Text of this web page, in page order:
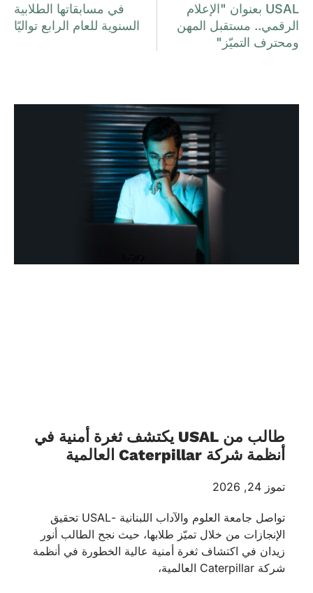
USAL بعنوان "الإعلام
الرقمي.. مستقبل المهن
ومحترف التميّز"
في مسابقاتها الطلابية
السنوية للعام الرابع تواليًا
طالب من USAL يكتشف ثغرة أمنية في
أنظمة شركة Caterpillar العالمية
تموز 24, 2026
تواصل جامعة العلوم والآداب اللبنانية -USAL تحقيق
الإنجازات من خلال تميّز طلابها، حيث نجح الطالب أنور
زيدان في اكتشاف ثغرة أمنية عالية الخطورة في أنظمة
شركة Caterpillar العالمية،